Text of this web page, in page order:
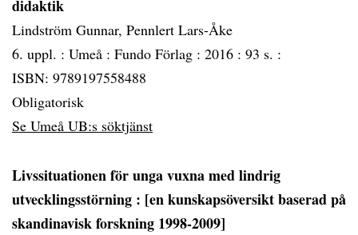
didaktik
Lindström Gunnar, Pennlert Lars-Åke
6. uppl. : Umeå : Fundo Förlag : 2016 : 93 s. :
ISBN: 9789197558488
Obligatorisk
Se Umeå UB:s söktjänst
Livssituationen för unga vuxna med lindrig
utvecklingsstörning : [en kunskapsöversikt baserad på
skandinavisk forskning 1998-2009]